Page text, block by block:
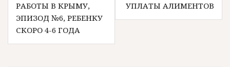
РАБОТЫ В КРЫМУ,
ЭПИЗОД №6, РЕБЕНКУ
СКОРО 4-6 ГОДА
УПЛАТЫ АЛИМЕНТОВ